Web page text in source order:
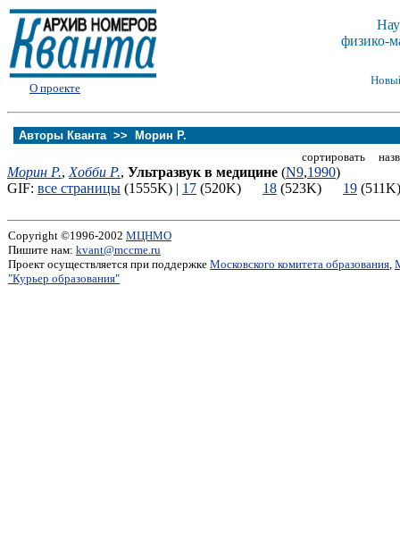
О проекте
физико-
Авторы Кванта >>
Морин Р.
сортировать
Морин Р., Хобби Р., Ультразвук в медицине (N9,1990)
GIF: все страницы (1555K) | 17 (520K) 18 (523K) 19
Copyright ©1996-2002 МЦНМО
Пишите нам: kvant@mccme.ru
Проект осуществляется при поддержке Московского комитета образования,
"Курьер образования"